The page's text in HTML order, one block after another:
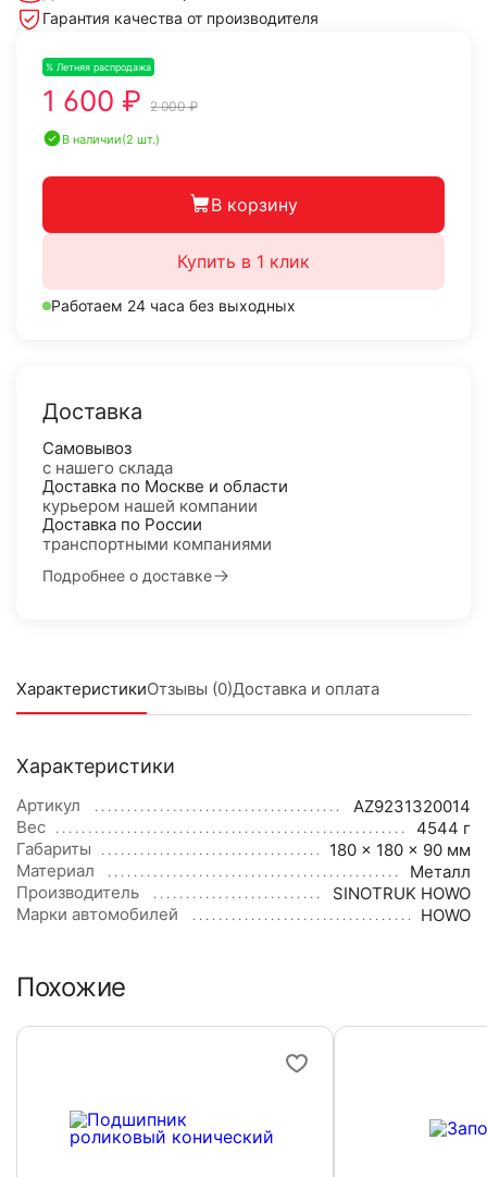
Гарантия качества от производителя
% Летняя распродажа
1 600 ₽ 2 000 ₽
В наличии(2 шт.)
В корзину
Купить в 1 клик
Работаем 24 часа без выходных
Доставка
Самовывоз
с нашего склада
Доставка по Москве и области
курьером нашей компании
Доставка по России
транспортными компаниями
Подробнее о доставке
ХарактеристикиОтзывы (0)Доставка и оплата
Характеристики
Артикул
AZ9231320014
Вес
4544 г
Габариты
180 × 180 × 90 мм
Материал
Металл
Производитель
SINOTRUK HOWO
Марки автомобилей
HOWO
Похожие